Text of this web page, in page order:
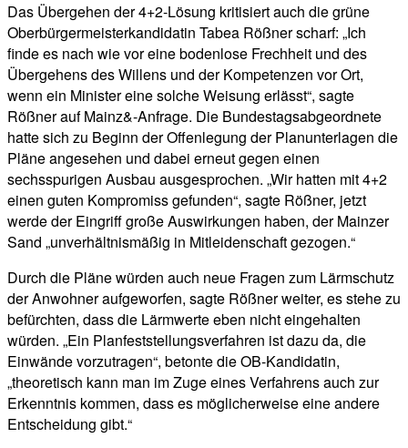
Das Übergehen der 4+2-Lösung kritisiert auch die grüne
Oberbürgermeisterkandidatin Tabea Rößner scharf: „Ich
finde es nach wie vor eine bodenlose Frechheit und des
Übergehens des Willens und der Kompetenzen vor Ort,
wenn ein Minister eine solche Weisung erlässt“, sagte
Rößner auf Mainz&-Anfrage. Die Bundestagsabgeordnete
hatte sich zu Beginn der Offenlegung der Planunterlagen die
Pläne angesehen und dabei erneut gegen einen
sechsspurigen Ausbau ausgesprochen. „Wir hatten mit 4+2
einen guten Kompromiss gefunden“, sagte Rößner, jetzt
werde der Eingriff große Auswirkungen haben, der Mainzer
Sand „unverhältnismäßig in Mitleidenschaft gezogen.“
Durch die Pläne würden auch neue Fragen zum Lärmschutz
der Anwohner aufgeworfen, sagte Rößner weiter, es stehe zu
befürchten, dass die Lärmwerte eben nicht eingehalten
würden. „Ein Planfeststellungsverfahren ist dazu da, die
Einwände vorzutragen“, betonte die OB-Kandidatin,
„theoretisch kann man im Zuge eines Verfahrens auch zur
Erkenntnis kommen, dass es möglicherweise eine andere
Entscheidung gibt.“